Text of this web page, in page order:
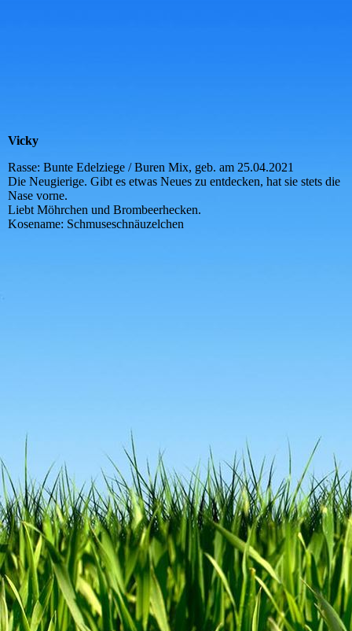
Vicky
Rasse: Bunte Edelziege / Buren Mix, geb. am 25.04.2021
Die Neugierige. Gibt es etwas Neues zu entdecken, hat sie stets die
Nase vorne.
Liebt Möhrchen und Brombeerhecken.
Kosename: Schmuseschnäuzelchen